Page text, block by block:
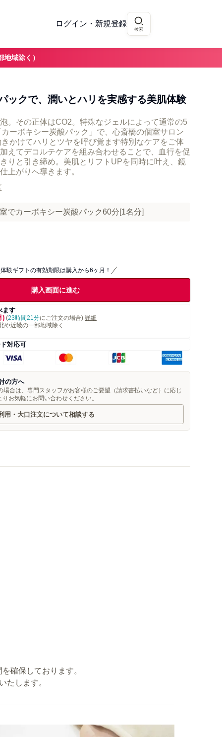
ログイン・新規登録
検索
域除く）
ックで、潤いとハリを実感する美肌体験
。その正体はCO2。特殊なジェルによって通常の5
ーボキシー炭酸パック」で、心斎橋の個室サロン
かけてハリとツヤを呼び覚ます特別なケアをご体
えてデコルテケアを組み合わせることで、血行を促
りと引き締め。美肌とリフトUPを同時に叶え、鏡
上がりへ導きます。
でカーボキシー炭酸パック60分[1名分]
体験ギフトの有効期限は購入から6ヶ月！
購入画面に進む
ます
) (23時間21分にご注文の場合) 詳細
近畿の一部地域除く
対応可
の方へ
合は、専門スタッフがお客様のご要望（請求書払いなど）に応じ
お気軽にお問い合わせください。
用・大口注文について相談する
確保しております。
たします。